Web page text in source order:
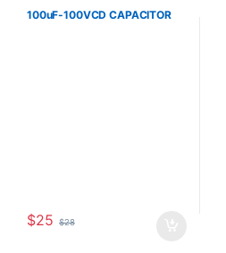
100uF-100VCD CAPACITOR
$25 $28